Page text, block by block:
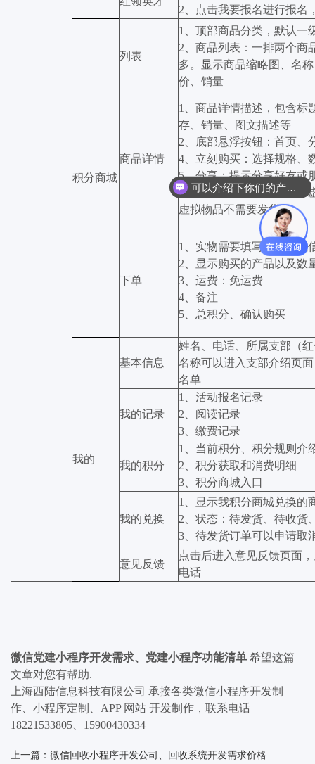
2、点击我要报名进行报名
积分商城
列表
1、顶部商品分类，默认一
2、商品列表：一排两个商
多。显示商品缩略图、名
价、销量
商品详情
1、商品详情描述，包含标
存、销量、图文描述等
2、底部悬浮按钮：首页、
4、立刻购买：选择规格、
5、分享：提示分享好友或
6、商品可分为实体商品、
虚拟物品不需要发货
下单
1、实物需要填写收货地址
2、显示购买的产品以及数
3、运费：免运费
4、备注
5、总积分、确认购买
我的
基本信息
姓名、电话、所属支部（
名称可以进入支部介绍页
名单
我的记录
1、活动报名记录
2、阅读记录
3、 缴费记录
我的积分
1、当前积分、积分规则介
2、积分获取和消费明细
3、积分商城入口
我的兑换
1、显示我积分商城兑换的
2、状态：待发货、待收货
3、待发货订单可以申请取
意见反馈
点击后进入意见反馈页面
电话
微信党建小程序开发需求、党建小程序功能清单 希望这篇
文章对您有帮助.
上海西陆信息科技有限公司 承接各类微信小程序开发制
作、小程序定制、APP 网站 开发制作，联系电话
18221533805、15900430334
上一篇：微信回收小程序开发公司、回收系统开发需求价格
可以介绍下你们的产品么